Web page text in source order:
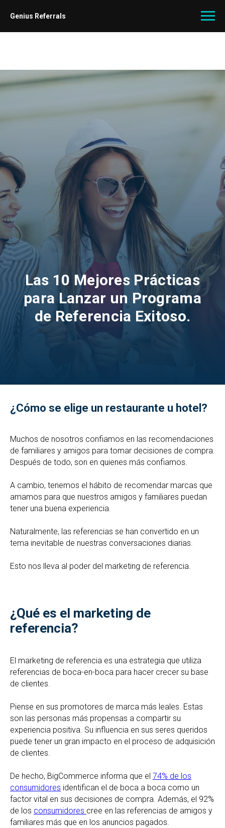
Genius Referrals
Las 10 Mejores Prácticas
para Lanzar un Programa
de Referencia Exitoso.
¿Cómo se elige un restaurante u hotel?
Muchos de nosotros confiamos en las recomendaciones
de familiares y amigos para tomar decisiones de compra.
Después de todo, son en quienes más confiamos.
A cambio, tenemos el hábito de recomendar marcas que
amamos para que nuestros amigos y familiares puedan
tener una buena experiencia.
Naturalmente, las referencias se han convertido en un
tema inevitable de nuestras conversaciones diarias.
Esto nos lleva al poder del marketing de referencia.
¿Qué es el marketing de
referencia?
El marketing de referencia es una estrategia que utiliza
referencias de boca-en-boca para hacer crecer su base
de clientes.
Piense en sus promotores de marca más leales. Estas
son las personas más propensas a compartir su
experiencia positiva. Su influencia en sus seres queridos
puede tener un gran impacto en el proceso de adquisición
de clientes.
De hecho, BigCommerce informa que el 74% de los
consumidores identifican el de boca a boca como un
factor vital en sus decisiones de compra. Además, el 92%
de los consumidores cree en las referencias de amigos y
familiares más que en los anuncios pagados.